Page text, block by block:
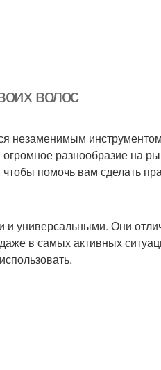
волос
незаменимым
разнообразие на
помочь вам сделать
универсальными. Они
в самых активных